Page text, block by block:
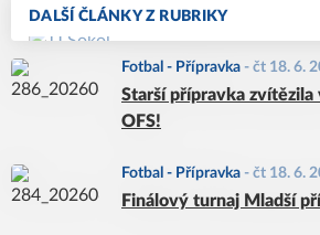
DALŠÍ ČLÁNKY Z RUBRIKY
Fotbal - Přípravka - čt 18. 6.
Starší přípravka zvítězila
OFS!
Fotbal - Přípravka - čt 18. 6.
Finálový turnaj Mladší